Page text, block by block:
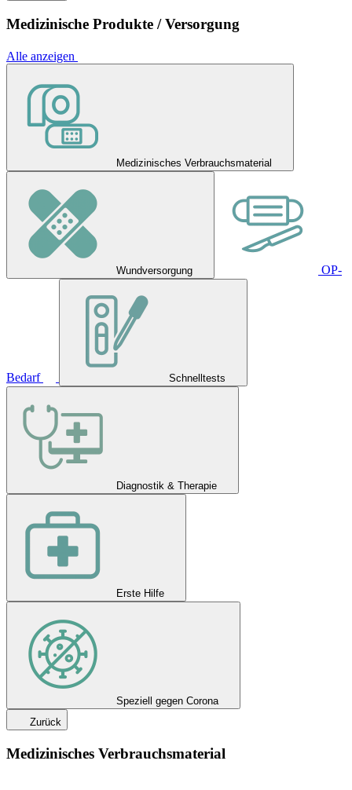
Medizinische Produkte / Versorgung
Alle anzeigen
Medizinisches Verbrauchsmaterial
Wundversorgung OP-
Bedarf Schnelltests
Diagnostik & Therapie
Erste Hilfe
Speziell gegen Corona
Zurück
Medizinisches Verbrauchsmaterial